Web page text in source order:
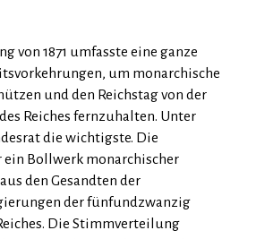
von 1871 umfasste eine ganze
um monarchische
und den Reichstag von der
Reiches fernzuhalten. Unter
die wichtigste. Die
ein Bollwerk monarchischer
den Gesandten der
der fünfundzwanzig
Die Stimmverteilung